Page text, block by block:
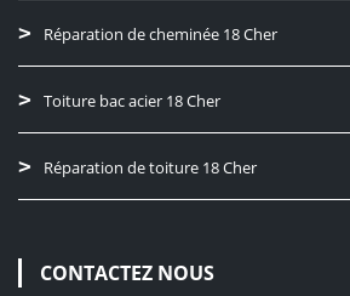
Réparation de cheminée 18 Cher
Toiture bac acier 18 Cher
Réparation de toiture 18 Cher
CONTACTEZ NOUS